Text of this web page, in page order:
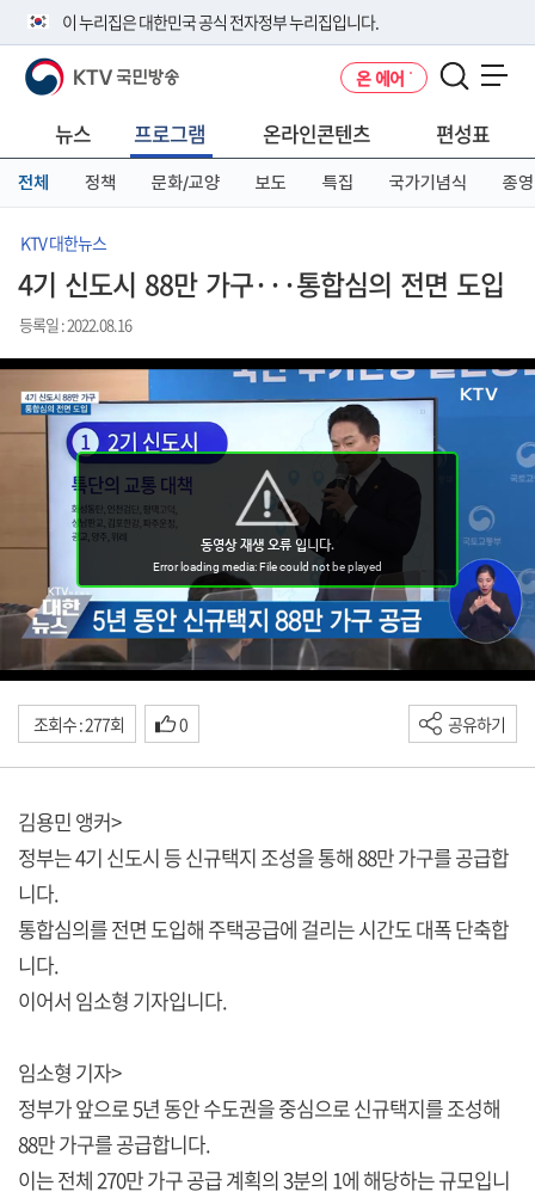
이 누리집은 대한민국 공식 전자정부 누리집입니다.
공식 누리집 주소 확인하기
니다.
이밖에 or.kr 또는 .kr등 다른 도메인 주소를 사용하고 있다면 아래 URL에
서 도메인 주소를 확인해 보세요
KTV 국민방송 온 에어
뉴스 프로그램 온라인콘텐츠 편성표
전체 정책 문화/교양 보도 특집 국가기념식 종영
KTV 대한뉴스
4기 신도시 88만 가구···통합심의 전면 도입
등록일 : 2022.08.16
조회수 : 277회 0 공유하기
김용민 앵커>
정부는 4기 신도시 등 신규택지 조성을 통해 88만 가구를 공급합
니다.
통합심의를 전면 도입해 주택공급에 걸리는 시간도 대폭 단축합
니다.
이어서 임소형 기자입니다.
임소형 기자>
정부가 앞으로 5년 동안 수도권을 중심으로 신규택지를 조성해
88만 가구를 공급합니다.
이는 전체 270만 가구 공급 계획의 3분의 1에 해당하는 규모입니